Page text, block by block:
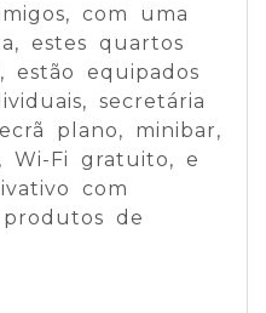
com uma
estes quartos
estão equipados
secretária
plano, minibar,
Wi-Fi gratuito, e
com
de